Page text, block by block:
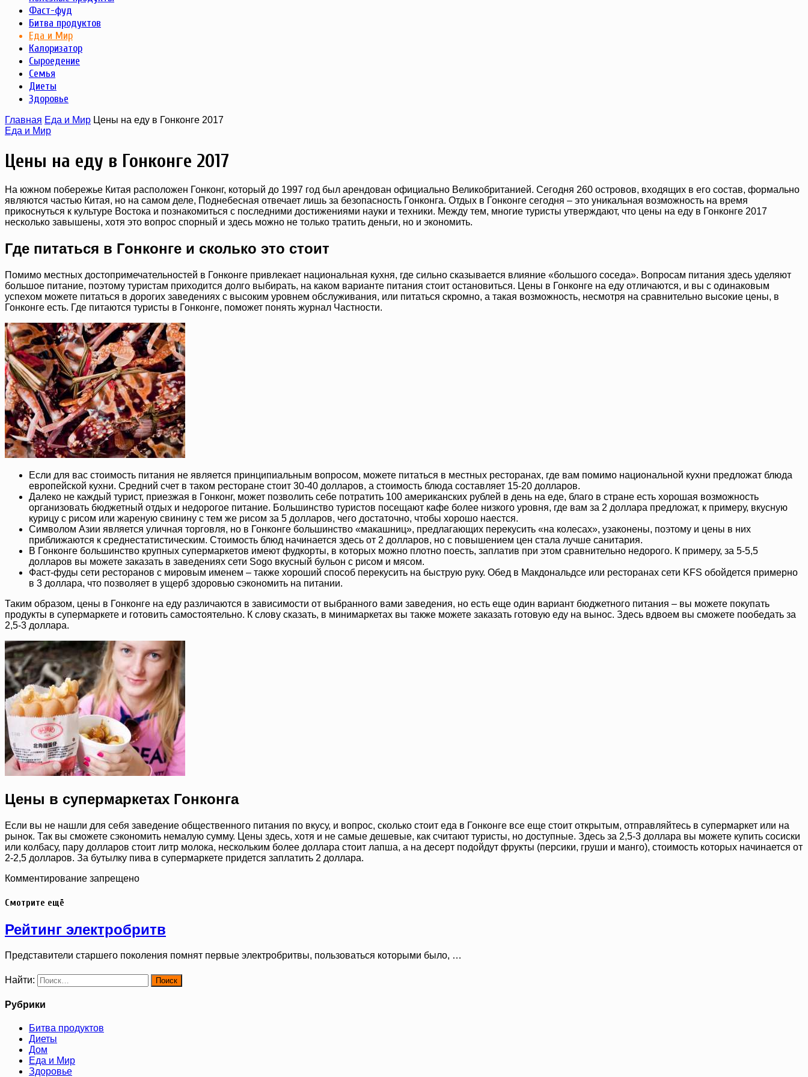
Фаст-фуд
Битва продуктов
Еда и Мир
Калоризатор
Сыроедение
Семья
Диеты
Здоровье
Главная Еда и Мир Цены на еду в Гонконге 2017
Еда и Мир
Цены на еду в Гонконге 2017
На южном побережье Китая расположен Гонконг, который до 1997 год был арендован официально Великобританией. Сегодня 260 островов, входящих в его состав, формально
являются частью Китая, но на самом деле, Поднебесная отвечает лишь за безопасность Гонконга. Отдых в Гонконге сегодня – это уникальная возможность на время
прикоснуться к культуре Востока и познакомиться с последними достижениями науки и техники. Между тем, многие туристы утверждают, что цены на еду в Гонконге 2017
несколько завышены, хотя это вопрос спорный и здесь можно не только тратить деньги, но и экономить.
Где питаться в Гонконге и сколько это стоит
Помимо местных достопримечательностей в Гонконге привлекает национальная кухня, где сильно сказывается влияние «большого соседа». Вопросам питания здесь уделяют
большое питание, поэтому туристам приходится долго выбирать, на каком варианте питания стоит остановиться. Цены в Гонконге на еду отличаются, и вы с одинаковым
успехом можете питаться в дорогих заведениях с высоким уровнем обслуживания, или питаться скромно, а такая возможность, несмотря на сравнительно высокие цены, в
Гонконге есть. Где питаются туристы в Гонконге, поможет понять журнал Частности.
Если для вас стоимость питания не является принципиальным вопросом, можете питаться в местных ресторанах, где вам помимо национальной кухни предложат блюда
европейской кухни. Средний счет в таком ресторане стоит 30-40 долларов, а стоимость блюда составляет 15-20 долларов.
Далеко не каждый турист, приезжая в Гонконг, может позволить себе потратить 100 американских рублей в день на еде, благо в стране есть хорошая возможность
организовать бюджетный отдых и недорогое питание. Большинство туристов посещают кафе более низкого уровня, где вам за 2 доллара предложат, к примеру, вкусную
курицу с рисом или жареную свинину с тем же рисом за 5 долларов, чего достаточно, чтобы хорошо наестся.
Символом Азии является уличная торговля, но в Гонконге большинство «макашниц», предлагающих перекусить «на колесах», узаконены, поэтому и цены в них
приближаются к среднестатистическим. Стоимость блюд начинается здесь от 2 долларов, но с повышением цен стала лучше санитария.
В Гонконге большинство крупных супермаркетов имеют фудкорты, в которых можно плотно поесть, заплатив при этом сравнительно недорого. К примеру, за 5-5,5
долларов вы можете заказать в заведениях сети Sogo вкусный бульон с рисом и мясом.
Фаст-фуды сети ресторанов с мировым именем – также хороший способ перекусить на быструю руку. Обед в Макдональдсе или ресторанах сети KFS обойдется примерно
в 3 доллара, что позволяет в ущерб здоровью сэкономить на питании.
Таким образом, цены в Гонконге на еду различаются в зависимости от выбранного вами заведения, но есть еще один вариант бюджетного питания – вы можете покупать
продукты в супермаркете и готовить самостоятельно. К слову сказать, в минимаркетах вы также можете заказать готовую еду на вынос. Здесь вдвоем вы сможете пообедать за
2,5-3 доллара.
Цены в супермаркетах Гонконга
Если вы не нашли для себя заведение общественного питания по вкусу, и вопрос, сколько стоит еда в Гонконге все еще стоит открытым, отправляйтесь в супермаркет или на
рынок. Так вы сможете сэкономить немалую сумму. Цены здесь, хотя и не самые дешевые, как считают туристы, но доступные. Здесь за 2,5-3 доллара вы можете купить сосиски
или колбасу, пару долларов стоит литр молока, нескольким более доллара стоит лапша, а на десерт подойдут фрукты (персики, груши и манго), стоимость которых начинается от
2-2,5 долларов. За бутылку пива в супермаркете придется заплатить 2 доллара.
Комментирование запрещено
Смотрите ещё
Рейтинг электробритв
Представители старшего поколения помнят первые электробритвы, пользоваться которыми было, …
Найти:
Рубрики
Битва продуктов
Диеты
Дом
Еда и Мир
Здоровье